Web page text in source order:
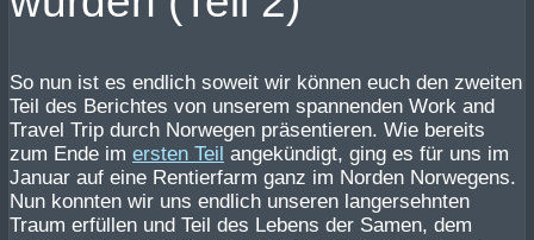
So nun ist es endlich soweit wir können euch den zweiten
Teil des Berichtes von unserem spannenden Work and
Travel Trip durch Norwegen präsentieren. Wie bereits
zum Ende im ersten Teil angekündigt, ging es für uns im
Januar auf eine Rentierfarm ganz im Norden Norwegens.
Nun konnten wir uns endlich unseren langersehnten
Traum erfüllen und Teil des Lebens der Samen, dem